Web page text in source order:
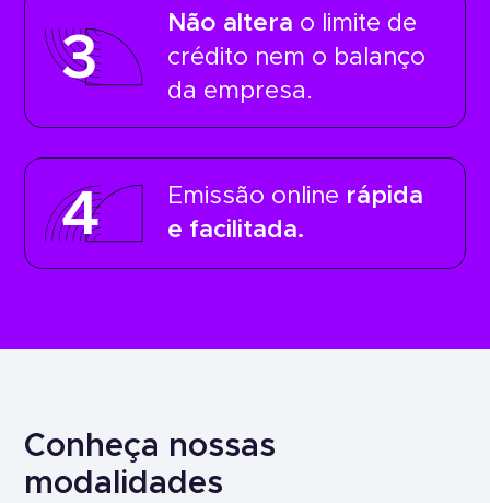
3
Não altera o limite de
crédito nem o balanço
da empresa.
4 Emissão online rápida
e facilitada.
Conheça nossas
modalidades